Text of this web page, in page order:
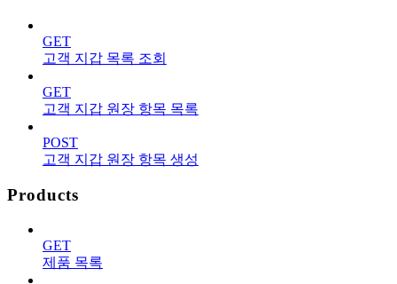
GET
고객 지갑 목록 조회
GET
고객 지갑 원장 항목 목록
POST
고객 지갑 원장 항목 생성
Products
GET
제품 목록